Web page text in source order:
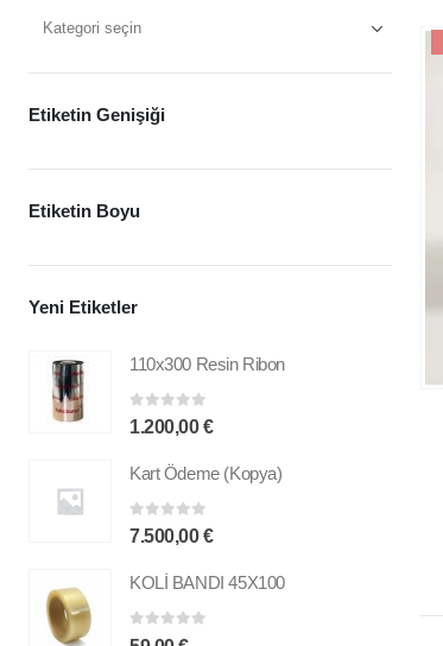
Etiketin Genişiği
Etiketin Boyu
Yeni Etiketler
110x300 Resin Ribon
0 out of 5
1.200,00€
Kart Ödeme (Kopya)
0out of 5
7.500,00€
KOLİ BANDI 45X100
0out of 5